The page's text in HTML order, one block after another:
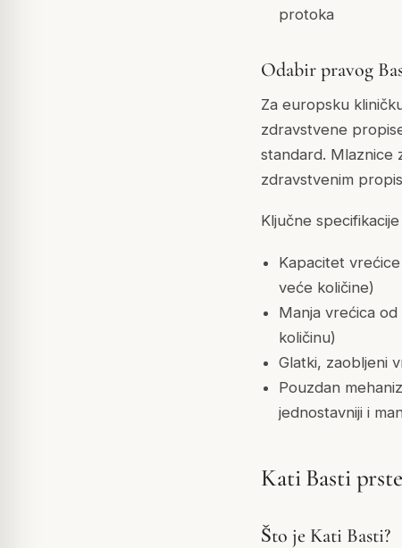
protoka
Odabir pravog
Za europsku
zdravstvene
standard. Mlaznice
zdravstvenim
Ključne
Kapacitet
veće količine)
Manja vrećica
količinu)
Glatki, zaobljeni
Pouzdan
jednostavniji i
Kati Basti
Što je Kati Basti?